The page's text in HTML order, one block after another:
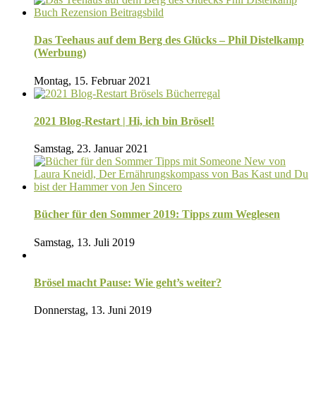
Das Teehaus auf dem Berg des Glücks – Phil Distelkamp
(Werbung)
Montag, 15. Februar 2021
2021 Blog-Restart | Hi, ich bin Brösel!
Samstag, 23. Januar 2021
Bücher für den Sommer 2019: Tipps zum Weglesen
Samstag, 13. Juli 2019
Brösel macht Pause: Wie geht’s weiter?
Donnerstag, 13. Juni 2019